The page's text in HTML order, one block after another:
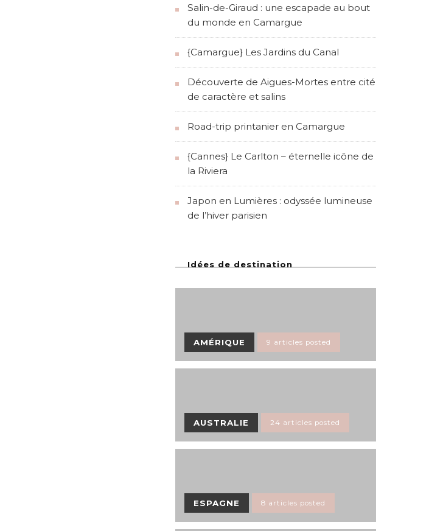
Salin-de-Giraud : une escapade au bout
du monde en Camargue
{Camargue} Les Jardins du Canal
Découverte de Aigues-Mortes entre cité
de caractère et salins
Road-trip printanier en Camargue
{Cannes} Le Carlton – éternelle icône de
la Riviera
Japon en Lumières : odyssée lumineuse
de l’hiver parisien
Idées de destination
AMÉRIQUE 9 articles posted
AUSTRALIE 24 articles posted
ESPAGNE 8 articles posted